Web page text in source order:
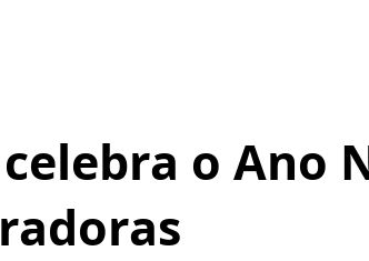
o Ano